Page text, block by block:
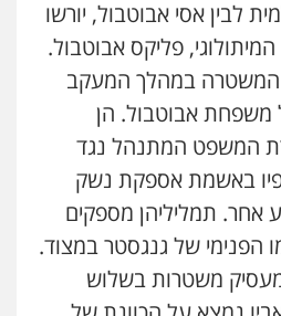
לבין אסי אבוטבול, יורשו
פליקס אבוטבול.
המשטרה במהלך המעקב
משפחת אבוטבול. הן
המשפט המתנהל נגד
באשמת אספקת נשק
אחר. תמליליהן מספקים
הפנימי של גנגסטר במצוד.
שמעסיק משטרות בשלוש